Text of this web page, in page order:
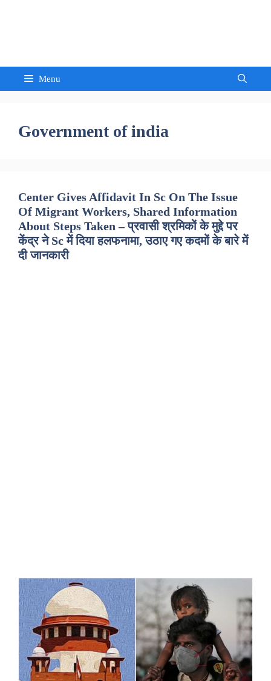
Menu
Government of india
Center Gives Affidavit In Sc On The Issue
Of Migrant Workers, Shared Information
About Steps Taken – प्रवासी श्रमिकों के मुद्दे पर
केंद्र ने Sc में दिया हलफनामा, उठाए गए कदमों के बारे में
दी जानकारी